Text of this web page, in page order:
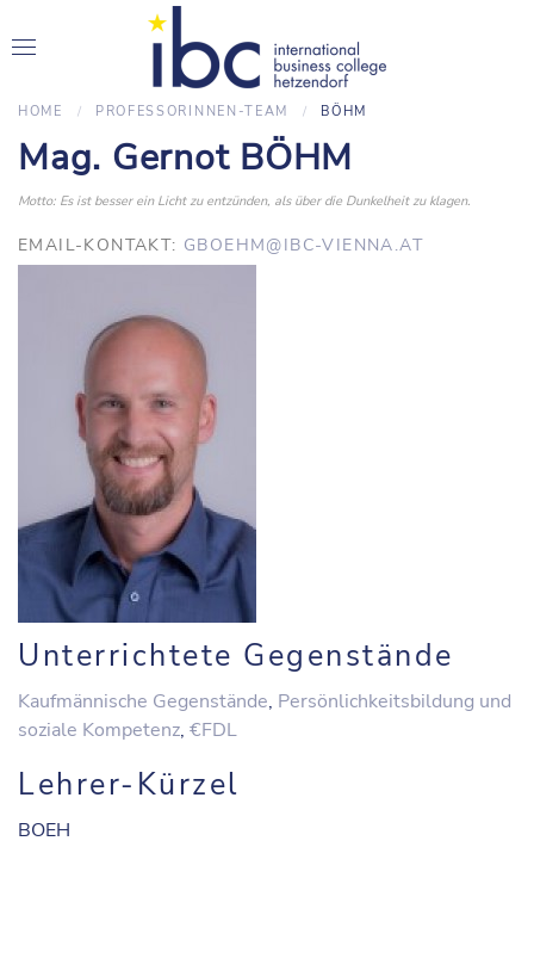
HOME PROFESSORINNEN-TEAM BÖHM
Mag. Gernot BÖHM
Motto: Es ist besser ein Licht zu entzünden, als über die Dunkelheit zu klagen.
EMAIL-KONTAKT: GBOEHM@IBC-VIENNA.AT
Unterrichtete Gegenstände
Kaufmännische Gegenstände, Persönlichkeitsbildung und
soziale Kompetenz, €FDL
Lehrer-Kürzel
BOEH